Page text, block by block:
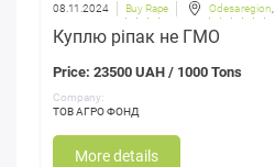
08.11.2024 Buy Rape Odesa region
Куплю ріпак не ГМО
Price: 23500 UAH / 1000 Tons
Company:
ТОВ АГРО ФОНД
More details